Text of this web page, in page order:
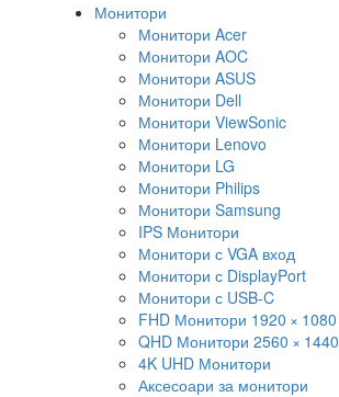
Монитори
Монитори Acer
Монитори AOC
Монитори ASUS
Монитори Dell
Монитори ViewSonic
Монитори Lenovo
Монитори LG
Монитори Philips
Монитори Samsung
IPS Монитори
Монитори с VGA вход
Монитори с DisplayPort
Монитори с USB-C
FHD Монитори 1920 × 1080
QHD Монитори 2560 × 1440
4K UHD Монитори
Аксесоари за монитори